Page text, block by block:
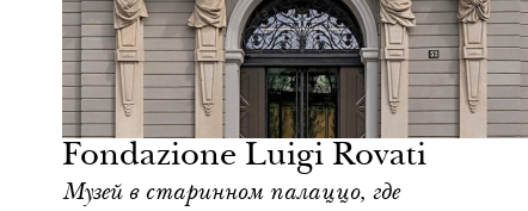
Fondazione Luigi Rovati
Музей в старинном палаццо, где
Городская среда
Милан